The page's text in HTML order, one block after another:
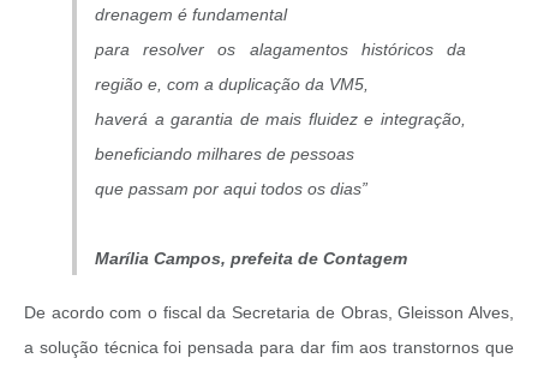
drenagem é fundamental
para resolver os alagamentos históricos da
região e, com a duplicação da VM5,
haverá a garantia de mais fluidez e integração,
beneficiando milhares de pessoas
que passam por aqui todos os dias”
Marília Campos, prefeita de Contagem
De acordo com o fiscal da Secretaria de Obras, Gleisson Alves,
a solução técnica foi pensada para dar fim aos transtornos que